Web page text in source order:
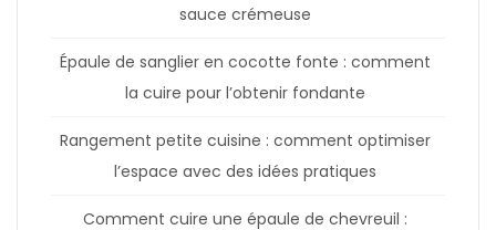
sauce crémeuse
Épaule de sanglier en cocotte fonte : comment
la cuire pour l’obtenir fondante
Rangement petite cuisine : comment optimiser
l’espace avec des idées pratiques
Comment cuire une épaule de chevreuil :